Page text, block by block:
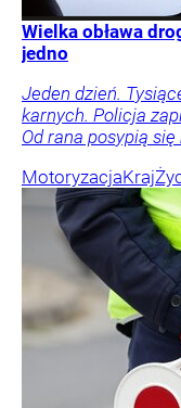
Wielka obława
jedno
Jeden dzień.
karnych. Policja
Od rana posypią się
MotoryzacjaKraj